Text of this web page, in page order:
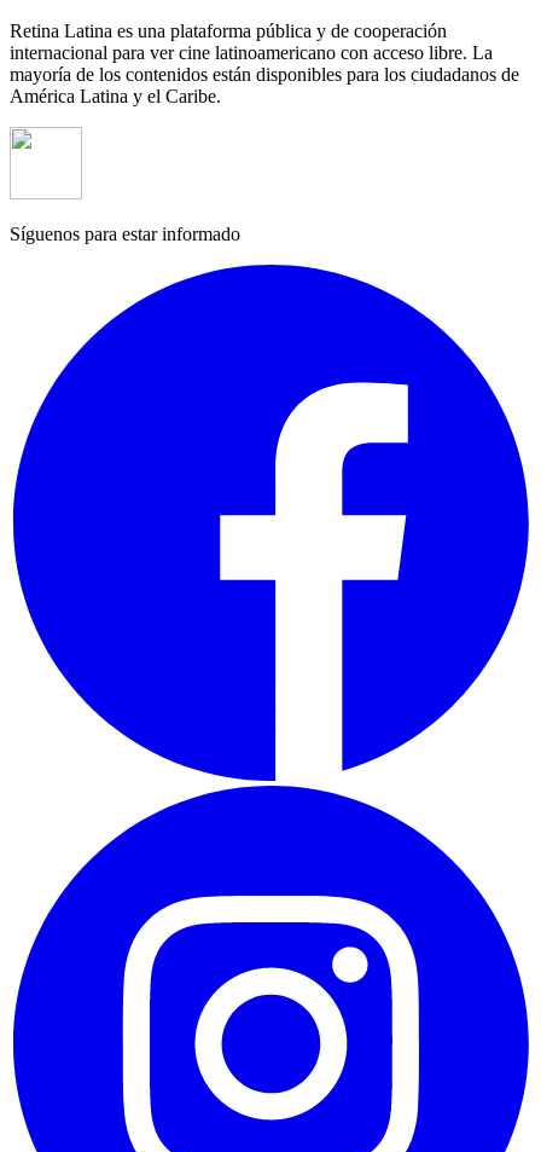
Retina Latina es una plataforma pública y de cooperación
internacional para ver cine latinoamericano con acceso libre. La
mayoría de los contenidos están disponibles para los ciudadanos de
América Latina y el Caribe.
Síguenos para estar informado